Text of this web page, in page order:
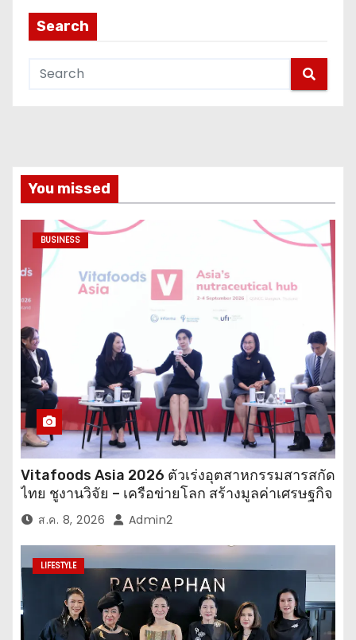
Search
You missed
BUSINESS
Vitafoods Asia 2026 ตัวเร่งอุตสาหกรรมสารสกัด
ไทย ชูงานวิจัย – เครือข่ายโลก สร้างมูลค่าเศรษฐกิจ
ใหม่ ขานรับตลาดโภชนาการสุขภาพโลกโตทะลุ
ล้านล้านดอลลาร์
ส.ค. 8, 2026 Admin2
LIFESTYLE